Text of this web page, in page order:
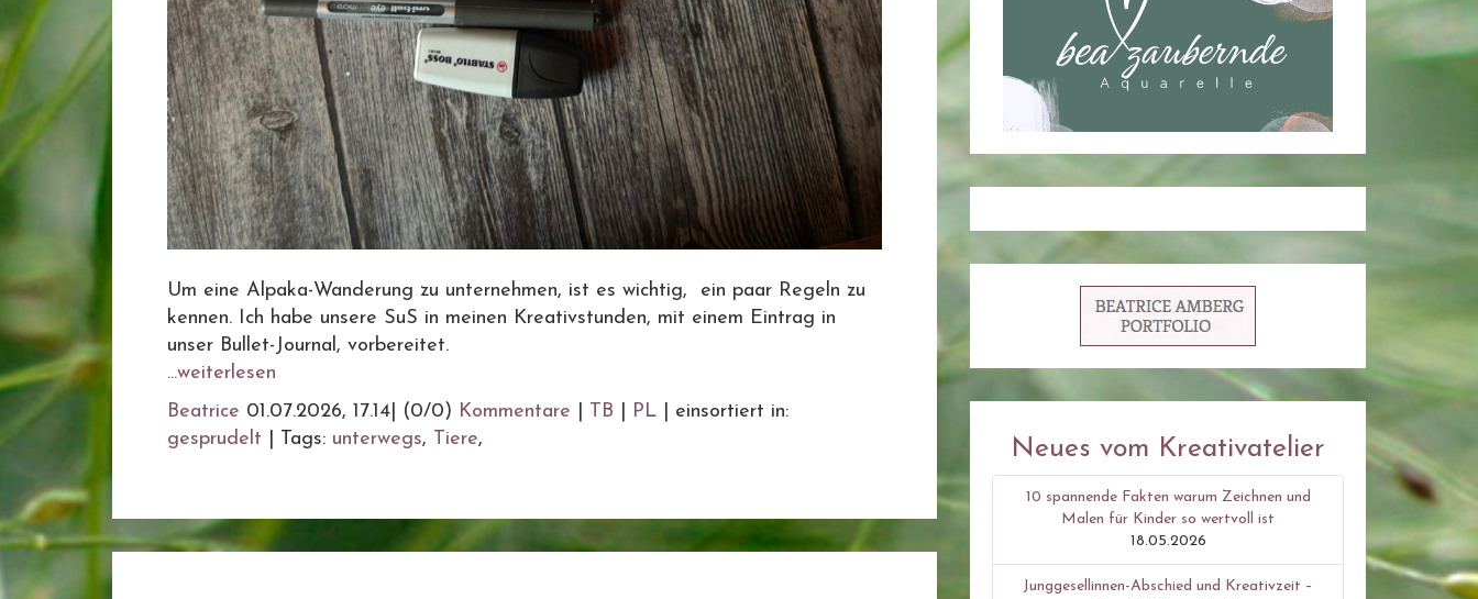
Um eine Alpaka-Wanderung zu unternehmen, ist es wichtig, ein paar Regeln zu
kennen. Ich habe unsere SuS in meinen Kreativstunden, mit einem Eintrag in
unser Bullet-Journal, vorbereitet.
...weiterlesen
Beatrice 01.07.2026, 17.14 (0/0) Kommentare TB PL
einsortiert in:
gesprudelt
Tags: unterwegs, Tiere, Neues vom Kreativatelier
10 spannende Fakten warum Zeichnen und
Malen für Kinder so wertvoll ist
18.05.2026
Junggesellinnen-Abschied und Kreativzeit –